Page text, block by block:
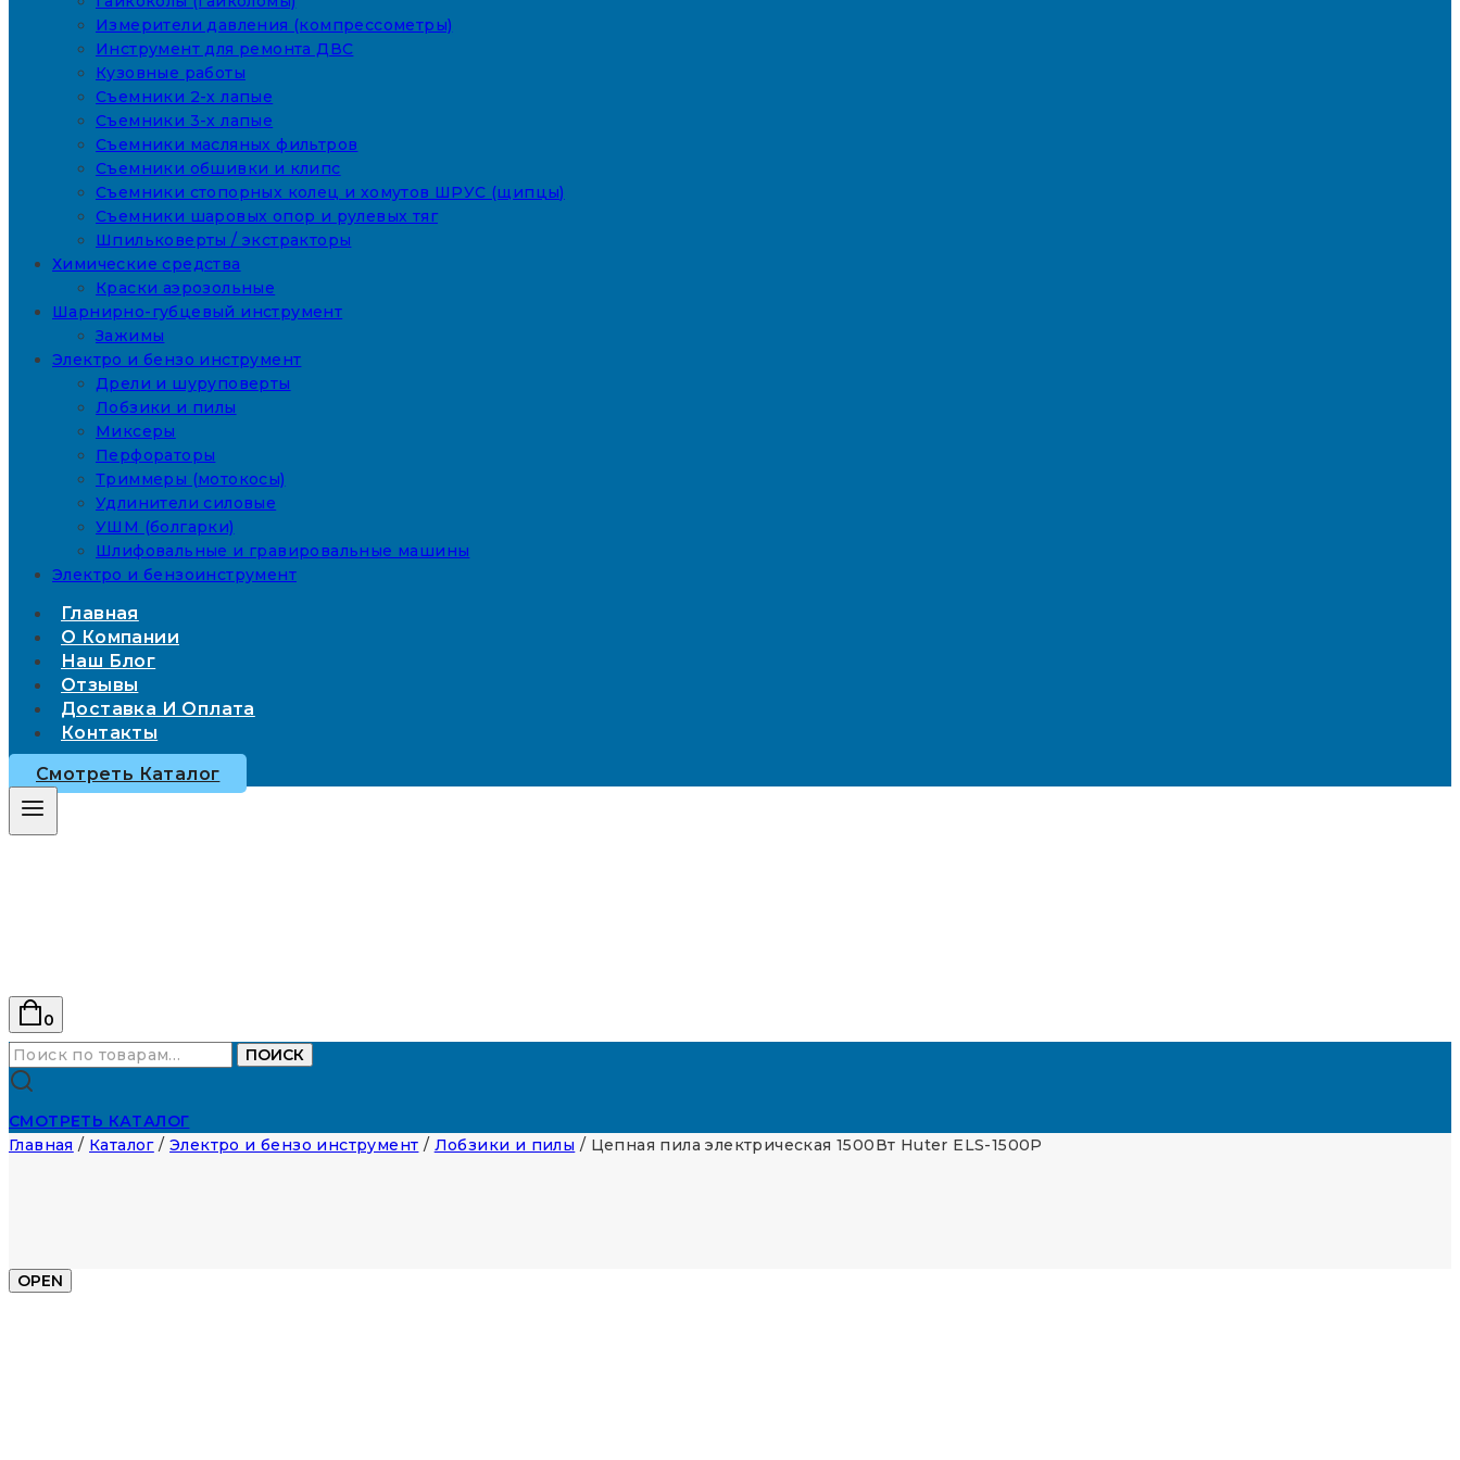
Измерители давления (компрессометры)
Инструмент для ремонта ДВС
Кузовные работы
Съемники 2-х лапые
Съемники 3-х лапые
Съемники масляных фильтров
Съемники обшивки и клипс
Съемники стопорных колец и хомутов ШРУС (щипцы)
Съемники шаровых опор и рулевых тяг
Шпильковерты / экстракторы
Химические средства
Краски аэрозольные
Шарнирно-губцевый инструмент
Зажимы
Электро и бензо инструмент
Дрели и шуруповерты
Лобзики и пилы
Миксеры
Перфораторы
Триммеры (мотокосы)
Удлинители силовые
УШМ (болгарки)
Шлифовальные и гравировальные машины
Электро и бензоинструмент
Главная
О Компании
Наш Блог
Отзывы
Доставка И Оплата
Контакты
Смотреть Каталог
0
Искать:
ПОИСК
СМОТРЕТЬ КАТАЛОГ
Главная / Каталог / Электро и бензо инструмент / Лобзики и пилы / Цепная пила электрическая 1500Вт Huter ELS-1500P
OPEN